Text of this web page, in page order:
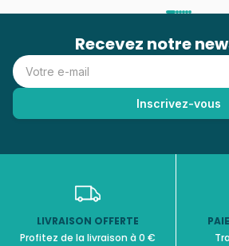
Recevez notre
LIVRAISON OFFERTE
Profitez de la livraison à 0 €